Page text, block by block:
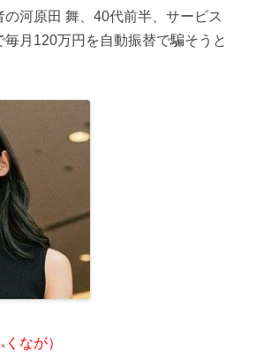
河原田 舞、40代前半、サービス
月120万円を自動振替で騙そうと
なが）